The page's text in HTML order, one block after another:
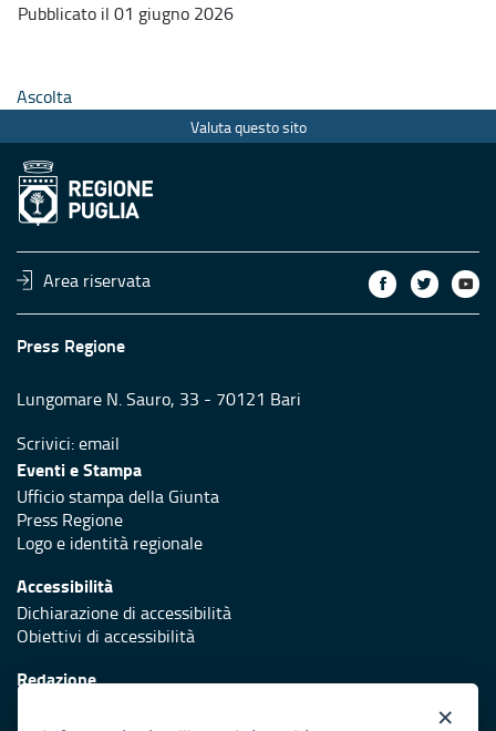
Pubblicato il 01 giugno 2026
Ascolta
Valuta questo sito
Area riservata
Press Regione
Lungomare N. Sauro, 33 - 70121 Bari
Scrivici:email
Eventi e Stampa
Ufficio stampa della Giunta
Press Regione
Logo e identità regionale
Accessibilità
Dichiarazione di accessibilità
Obiettivi di accessibilità
Redazione
×